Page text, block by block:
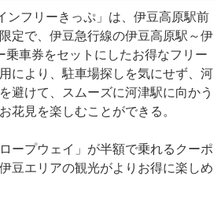
ンフリーきっぷ」は、伊豆高原駅前
定で、伊豆急行線の伊豆高原駅～伊
乗車券をセットにしたお得なフリー
により、駐車場探しを気にせず、河
避けて、スムーズに河津駅に向かう
花見を楽しむことができる。
ープウェイ」が半額で乗れるクーポ
豆エリアの観光がよりお得に楽しめ